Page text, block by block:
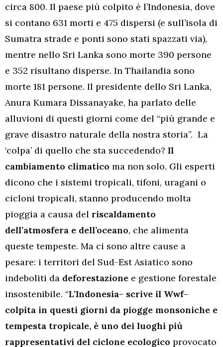
circa 800. Il paese più colpito è l’Indonesia, dove
si contano 631 morti e 475 dispersi (e sull’isola di
Sumatra strade e ponti sono stati spazzati via),
mentre nello Sri Lanka sono morte 390 persone
e 352 risultano disperse. In Thailandia sono
morte 181 persone. Il presidente dello Sri Lanka,
Anura Kumara Dissanayake, ha parlato delle
alluvioni di questi giorni come del “più grande e
grave disastro naturale della nostra storia”. La
‘colpa’ di quello che sta succedendo? Il
cambiamento climatico ma non solo. Gli esperti
dicono che i sistemi tropicali, tifoni, uragani o
cicloni tropicali, stanno producendo molta
pioggia a causa del riscaldamento
dell’atmosfera e dell’oceano, che alimenta
queste tempeste. Ma ci sono altre cause a
pesare: i territori del Sud-Est Asiatico sono
indeboliti da deforestazione e gestione forestale
insostenibile. “L’Indonesia- scrive il Wwf-
colpita in questi giorni da piogge monsoniche e
tempesta tropicale, è uno dei luoghi più
rappresentativi del ciclone ecologico provocato